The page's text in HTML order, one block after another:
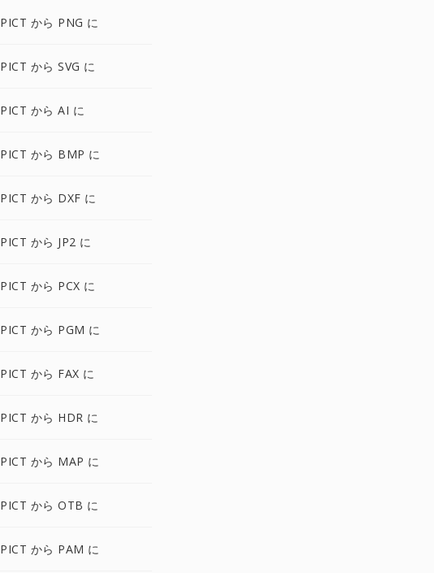
PICT から PNG に
PICT から SVG に
PICT から AI に
PICT から BMP に
PICT から DXF に
PICT から JP2 に
PICT から PCX に
PICT から PGM に
PICT から FAX に
PICT から HDR に
PICT から MAP に
PICT から OTB に
PICT から PAM に